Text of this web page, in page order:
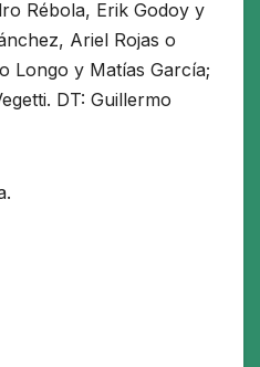
Rébola, Erik Godoy y
Ariel Rojas o
Longo y Matías García;
DT: Guillermo